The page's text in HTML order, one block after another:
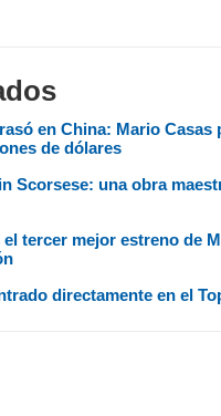
en China: Mario
de dólares
Scorsese: una obra
tercer mejor estreno de
directamente en el